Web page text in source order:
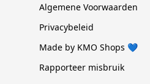
Algemene Voorwaarden
Privacybeleid
Made by KMO Shops 💙
Rapporteer misbruik